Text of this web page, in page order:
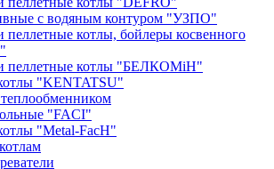
с водяным контуром "УЗПО"
пеллетные котлы, бойлеры косвенного
пеллетные котлы "БЕЛКОМiН"
"KENTATSU"
"FACI"
"Metal-FacH"